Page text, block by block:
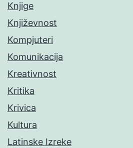
Knjige
Književnost
Kompjuteri
Komunikacija
Kreativnost
Kritika
Krivica
Kultura
Latinske Izreke